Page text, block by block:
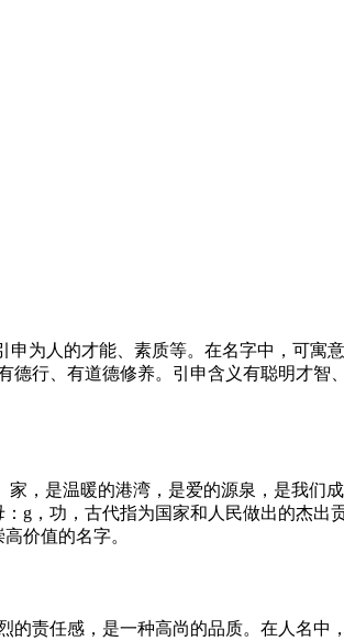
为人的才能、素质等。在名字中，可寓
行、有道德修养。引申含义有聪明才智
，是温暖的港湾，是爱的源泉，是我们
g，功，古代指为国家和人民做出的杰出
价值的名字。
责任感，是一种高尚的品质。在人名中